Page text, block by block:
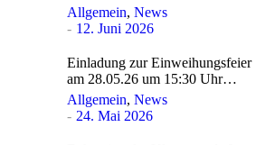
Allgemein, News
12. Juni 2026
Einladung zur Einweihungsfeier
am 28.05.26 um 15:30 Uhr…
Allgemein, News
24. Mai 2026